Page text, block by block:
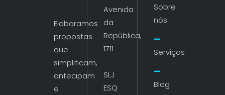
Elaboramos
propostas
que
simplificam,
antecipam
e
Avenida
da
República,
1711
SLJ
ESQ
Sobre
nós
Serviços
Blog